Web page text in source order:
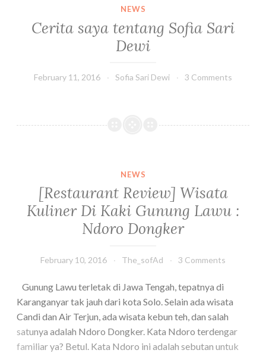
NEWS
Cerita saya tentang Sofia Sari
Dewi
February 11, 2016 Sofia Sari Dewi 3 Comments
NEWS
[Restaurant Review] Wisata
Kuliner Di Kaki Gunung Lawu :
Ndoro Dongker
February 10, 2016 The_sofAd 3 Comments
Gunung Lawu terletak di Jawa Tengah, tepatnya di
Karanganyar tak jauh dari kota Solo. Selain ada wisata
Candi dan Air Terjun, ada wisata kebun teh, dan salah
satunya adalah Ndoro Dongker. Kata Ndoro terdengar
familiar ya? Betul. Kata Ndoro ini adalah sebutan untuk